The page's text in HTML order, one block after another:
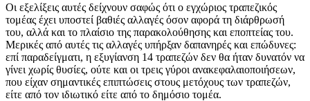
Οι εξελίξεις αυτές δείχνουν σαφώς ότι ο εγχώριος τραπεζικός
τομέας έχει υποστεί βαθιές αλλαγές όσον αφορά τη διάρθρωσή
του, αλλά και το πλαίσιο της παρακολούθησης και εποπτείας του.
Μερικές από αυτές τις αλλαγές υπήρξαν δαπανηρές και επώδυνες:
επί παραδείγματι, η εξυγίανση 14 τραπεζών δεν θα ήταν δυνατόν να
γίνει χωρίς θυσίες, ούτε και οι τρεις γύροι ανακεφαλαιοποιήσεων,
που είχαν σημαντικές επιπτώσεις στους μετόχους των τραπεζών,
είτε από τον ιδιωτικό είτε από το δημόσιο τομέα.